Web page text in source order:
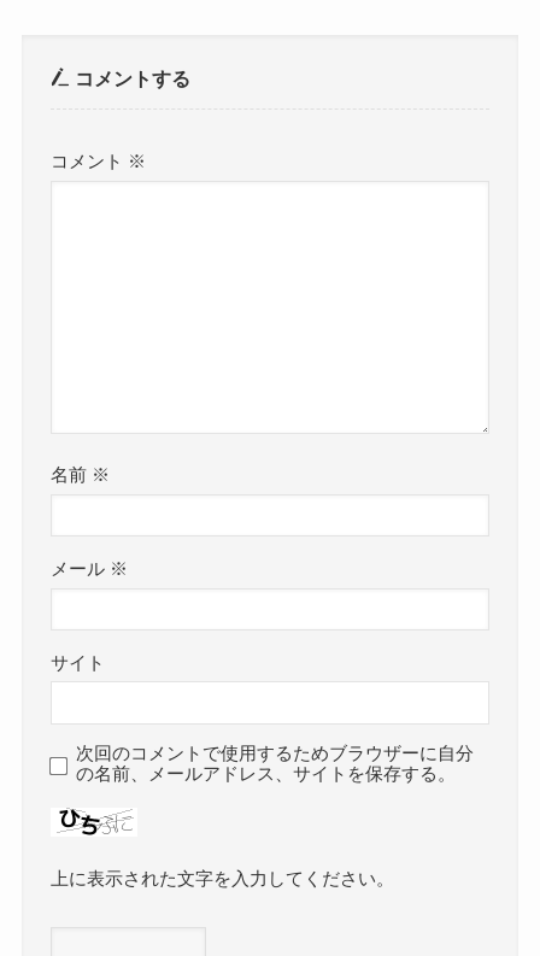
コメントする
コメント ※
名前 ※
メール ※
サイト
次回のコメントで使用するためブラウザーに自分
の名前、メールアドレス、サイトを保存する。
上に表示された文字を入力してください。